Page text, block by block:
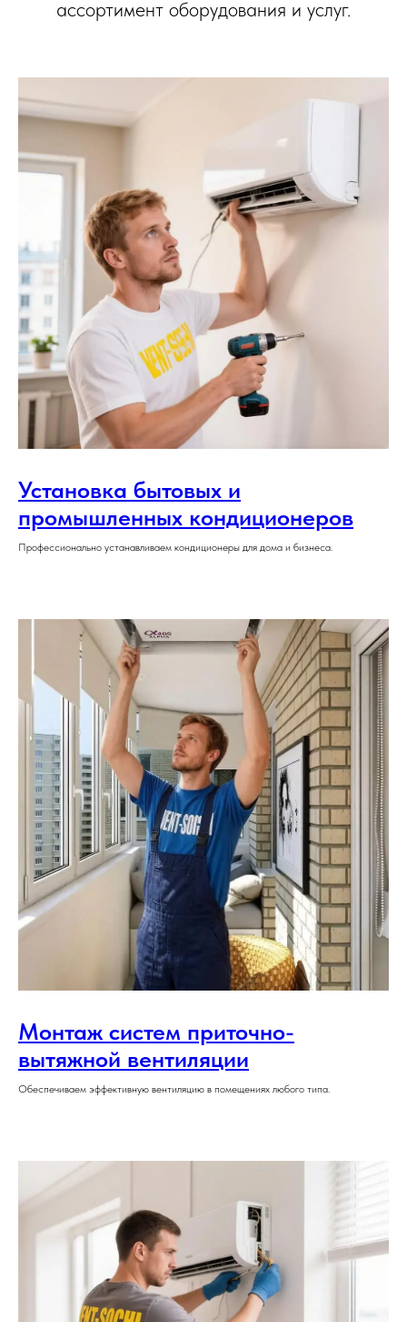
ассортимент оборудования и услуг.
Установка бытовых и
промышленных кондиционеров
Профессионально устанавливаем кондиционеры для дома и бизнеса.
Монтаж систем приточно-
вытяжной вентиляции
Обеспечиваем эффективную вентиляцию в помещениях любого типа.